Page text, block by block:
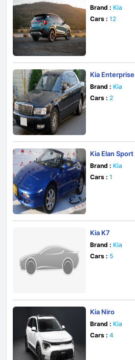
Brand : Kia
Cars : 12
Kia Enterprise
Brand : Kia
Cars : 2
Kia Elan Sport
Brand : Kia
Cars : 1
Kia K7
Brand : Kia
Cars : 5
Kia Niro
Brand : Kia
Cars : 4